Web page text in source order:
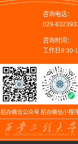
咨询电话：
029-
咨询时间：
工作日8:30-
招办微信公众号 招办微信小程